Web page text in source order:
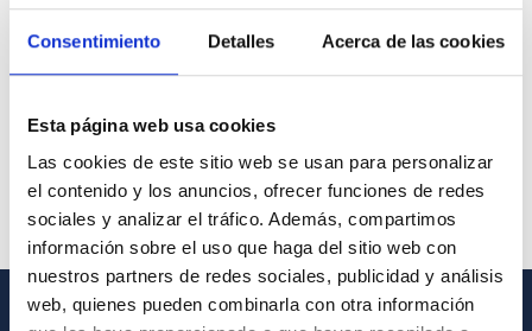
Consentimiento Detalles Acerca de las cookies
Esta página web usa cookies
Las cookies de este sitio web se usan para personalizar
el contenido y los anuncios, ofrecer funciones de redes
sociales y analizar el tráfico. Además, compartimos
información sobre el uso que haga del sitio web con
nuestros partners de redes sociales, publicidad y análisis
web, quienes pueden combinarla con otra información